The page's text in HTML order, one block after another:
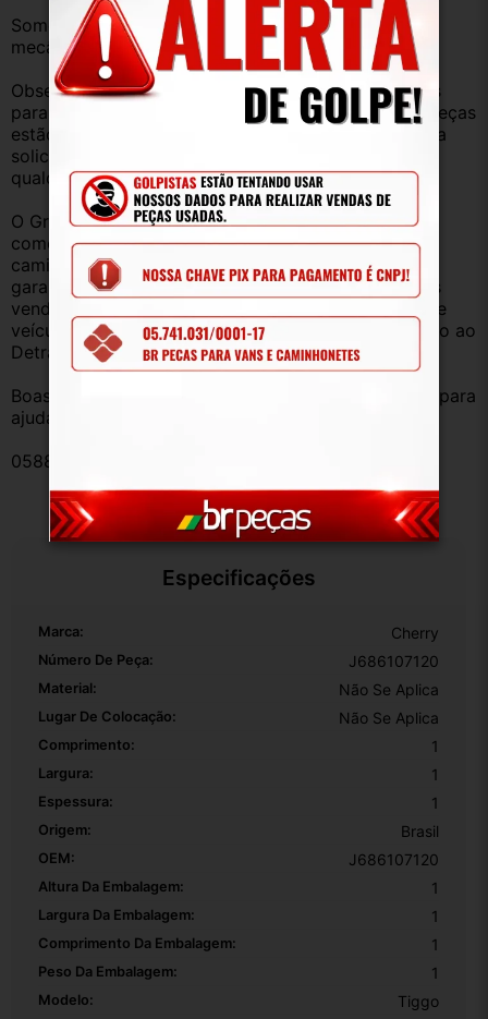
Somos uma empresa com amplo estoque de peças
mecânica, lataria, acessórios, entre outros.
Observação: Considerando que recebemos veículos
para retirada de peças diariamente, nem todas as peças
estão anunciadas, desta forma, fique à vontade para
solicitar qualquer peça, de qualquer veículo, em
qualquer um de nossos anúncios.
O Grupo Br Truck Peças está há 25 anos
comercializando peças para caminhões, vans,
caminhonetes, automóveis e utilitários. Todas com
garantia de procedência e funcionamento. Produtos
vendidos somente com Nota Fiscal e proveniente de
veículo sucata – TODOS devidamente baixados junto ao
Detran.
Boas compras e sempre que precisar estamos aqui para
ajudar!
058826
Especificações
Marca: Cherry
Número De Peça: J686107120
Material: Não Se Aplica
Lugar De Colocação: Não Se Aplica
Comprimento: 1
Largura: 1
Espessura: 1
Origem: Brasil
OEM: J686107120
Altura Da Embalagem: 1
Largura Da Embalagem: 1
Comprimento Da Embalagem: 1
Peso Da Embalagem: 1
Modelo: Tiggo